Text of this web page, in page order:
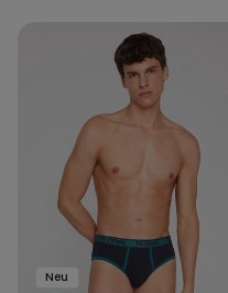
Neu